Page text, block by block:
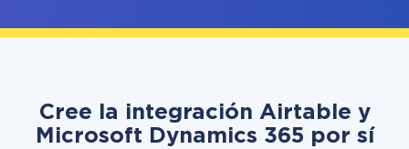
Cree la integración Airtable y
Microsoft Dynamics 365 por sí